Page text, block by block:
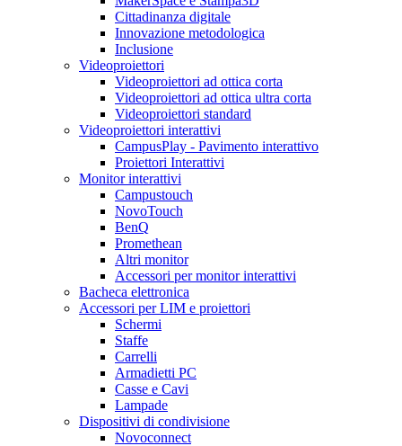
Cittadinanza digitale
Innovazione metodologica
Inclusione
Videoproiettori
Videoproiettori ad ottica corta
Videoproiettori ad ottica ultra corta
Videoproiettori standard
Videoproiettori interattivi
CampusPlay - Pavimento interattivo
Proiettori Interattivi
Monitor interattivi
Campustouch
NovoTouch
BenQ
Promethean
Altri monitor
Accessori per monitor interattivi
Bacheca elettronica
Accessori per LIM e proiettori
Schermi
Staffe
Carrelli
Armadietti PC
Casse e Cavi
Lampade
Dispositivi di condivisione
Novoconnect